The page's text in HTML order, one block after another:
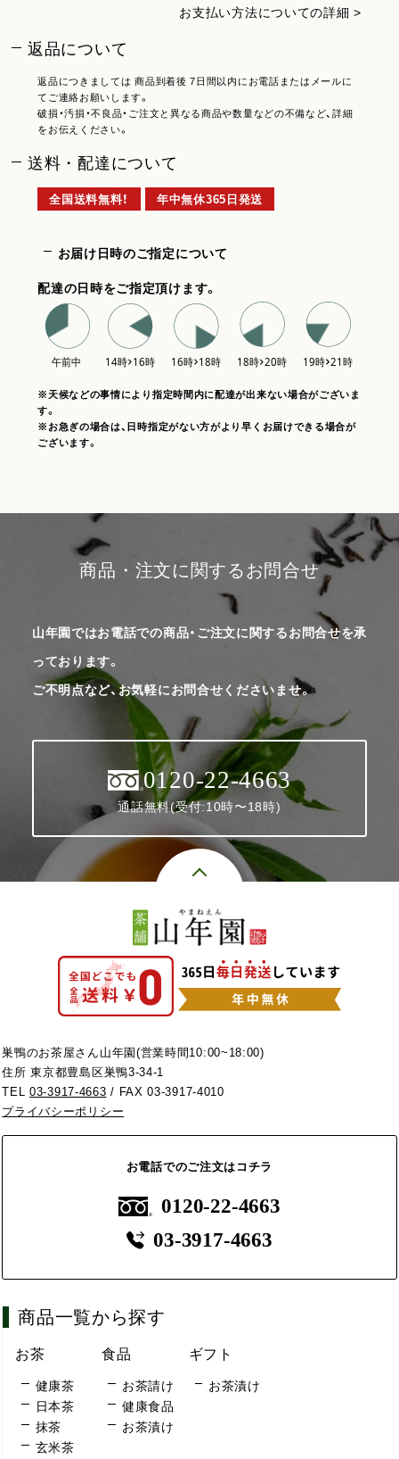
お支払い方法についての詳細 >
返品について
返品につきましては 商品到着後 7日間以内にお電話またはメールに
てご連絡お願いします。
破損・汚損・不良品・ご注文と異なる商品や数量などの不備など、詳細
をお伝えください。
送料・配達について
全国送料無料！ 年中無休365日発送
お届け日時のご指定について
配達の日時をご指定頂けます。
※天候などの事情により指定時間内に配達が出来ない場合がございま
す。
※お急ぎの場合は、日時指定がない方がより早くお届けできる場合が
ございます。
商品・注文に関するお問合せ
山年園ではお電話での商品・ご注文に関するお問合せを承
っております。
ご不明点など、お気軽にお問合せくださいませ。
0120-22-4663
通話無料(受付:10時〜18時)
巣鴨のお茶屋さん山年園(営業時間10:00~18:00)
住所 東京都豊島区巣鴨3-34-1
TEL03-3917-4663 / FAX 03-3917-4010
プライバシーポリシー
お電話でのご注文はコチラ
0120-22-4663
03-3917-4663
商品一覧から探す
お茶
健康茶
日本茶
抹茶
玄米茶
食品
お茶請け
健康食品
お茶漬け
ギフト
お茶漬け